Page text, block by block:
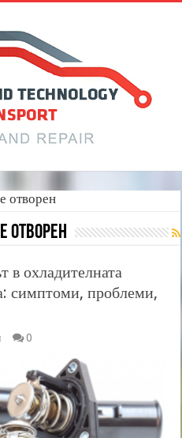
отворен
отворен
в охладителната
симптоми, проблеми,
0